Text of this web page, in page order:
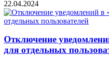
22.04.2024
Отключение
для отдельных